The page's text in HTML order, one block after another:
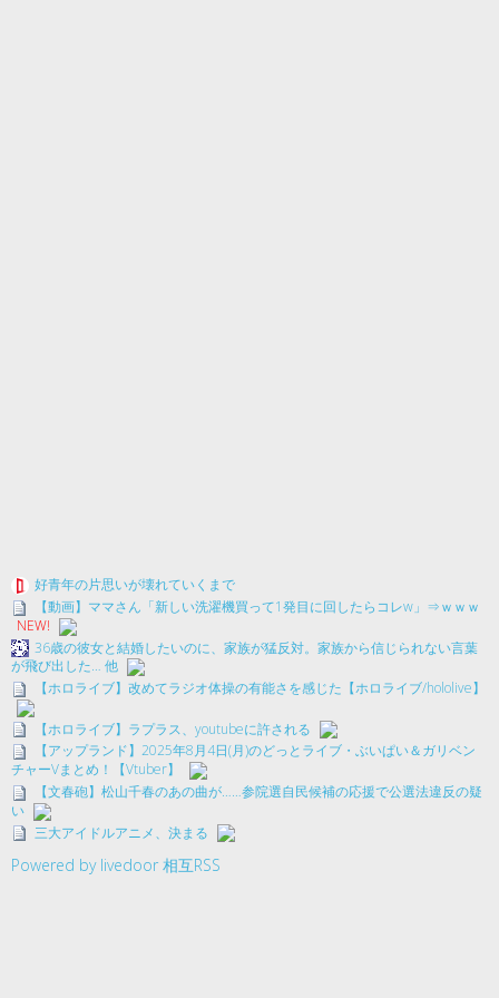
好青年の片思いが壊れていくまで
【動画】ママさん「新しい洗濯機買って1発目に回したらコレw」⇒ｗｗｗ
NEW!
36歳の彼女と結婚したいのに、家族が猛反対。家族から信じられない言葉
が飛び出した… 他
【ホロライブ】改めてラジオ体操の有能さを感じた【ホロライブ/hololive】
【ホロライブ】ラプラス、youtubeに許される
【アップランド】2025年8月4日(月)のどっとライブ・ぶいぱい＆ガリベン
チャーVまとめ！【Vtuber】
【文春砲】松山千春のあの曲が……参院選自民候補の応援で公選法違反の疑
い
三大アイドルアニメ、決まる
Powered by livedoor 相互RSS